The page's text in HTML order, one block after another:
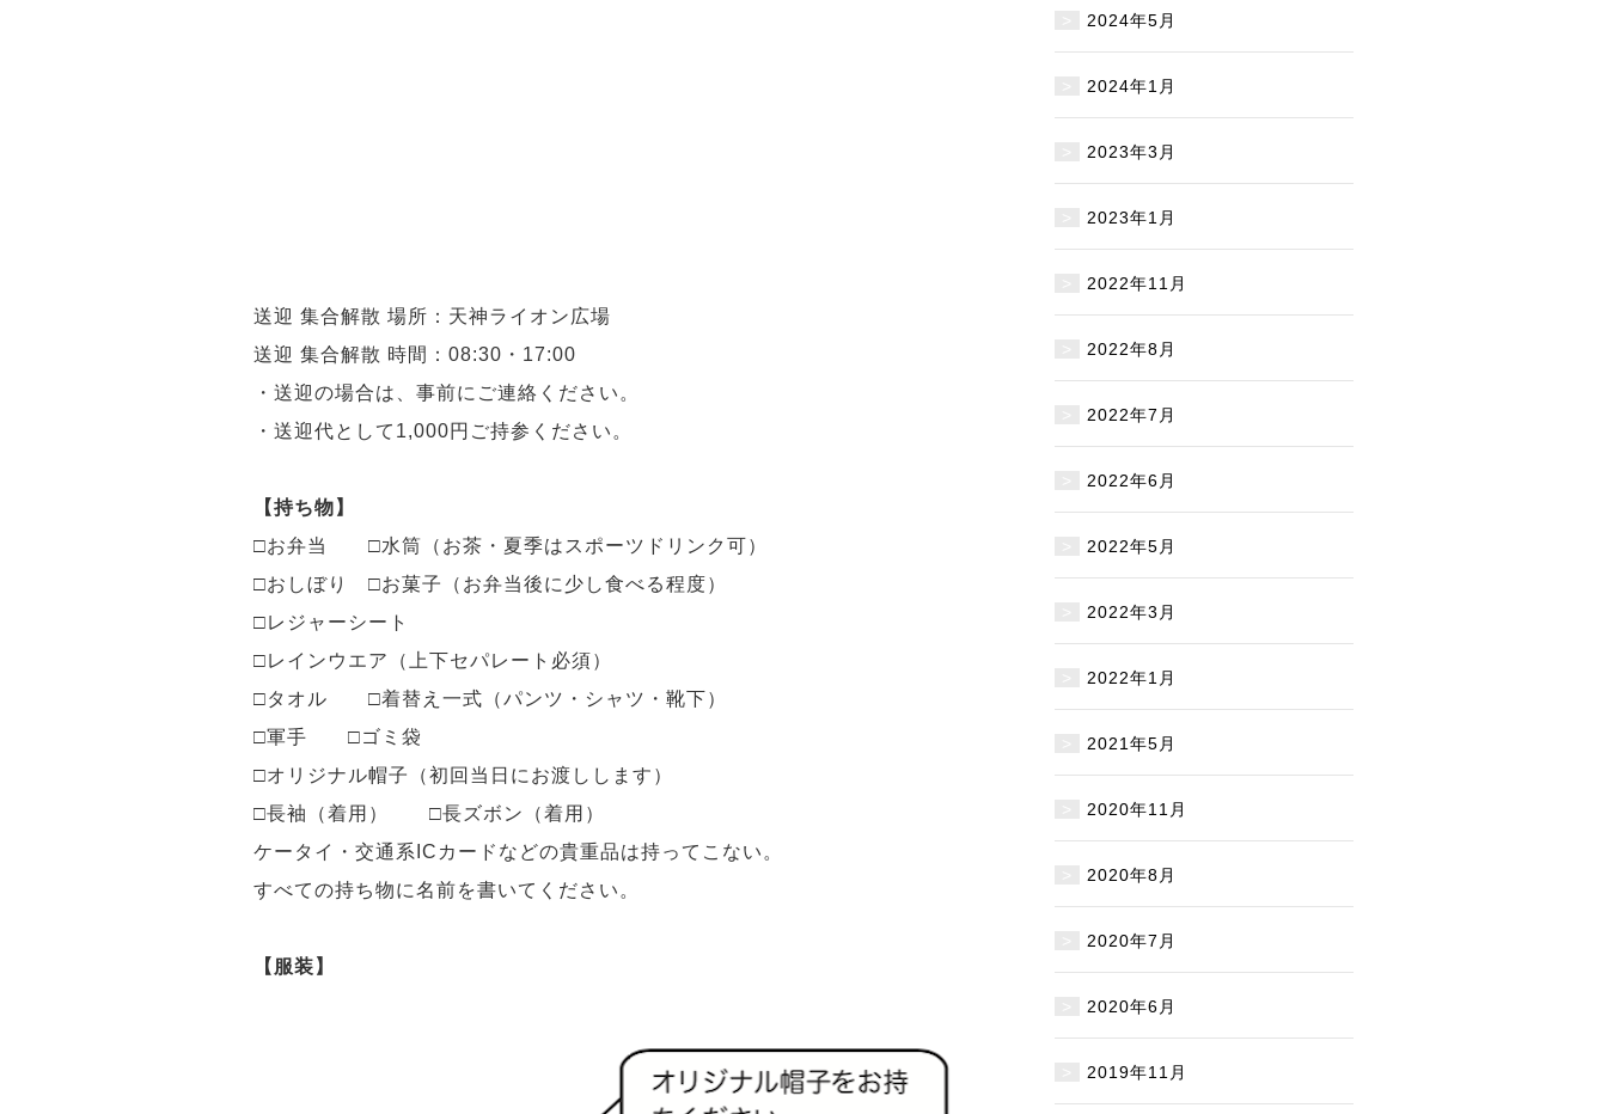
送迎 集合解散 場所：天神ライオン広場
送迎 集合解散 時間：08:30・17:00
・送迎の場合は、事前にご連絡ください。
・送迎代として1,000円ご持参ください。
【持ち物】
□お弁当 □水筒（お茶・夏季はスポーツドリンク可）
□おしぼり □お菓子（お弁当後に少し食べる程度）
□レジャーシート
□レインウエア（上下セパレート必須）
□タオル □着替え一式（パンツ・シャツ・靴下）
□軍手 □ゴミ袋
□オリジナル帽子（初回当日にお渡しします）
□長袖（着用） □長ズボン（着用）
ケータイ・交通系ICカードなどの貴重品は持ってこない。
すべての持ち物に名前を書いてください。
【服装】
2024年5月
2024年1月
2023年3月
2023年1月
2022年11月
2022年8月
2022年7月
2022年6月
2022年5月
2022年3月
2022年1月
2021年5月
2020年11月
2020年8月
2020年7月
2020年6月
2019年11月